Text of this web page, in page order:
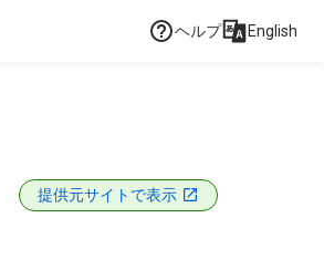
ヘルプ English
提供元サイトで表示